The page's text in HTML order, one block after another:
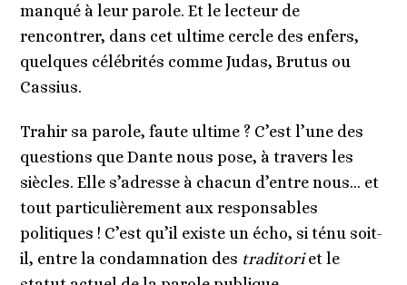
manqué à leur parole. Et le lecteur de
rencontrer, dans cet ultime cercle des enfers,
quelques célébrités comme Judas, Brutus ou
Cassius.
Trahir sa parole, faute ultime ? C’est l’une des
questions que Dante nous pose, à travers les
siècles. Elle s’adresse à chacun d’entre nous… et
tout particulièrement aux responsables
politiques ! C’est qu’il existe un écho, si ténu soit-
il, entre la condamnation des traditoriet le